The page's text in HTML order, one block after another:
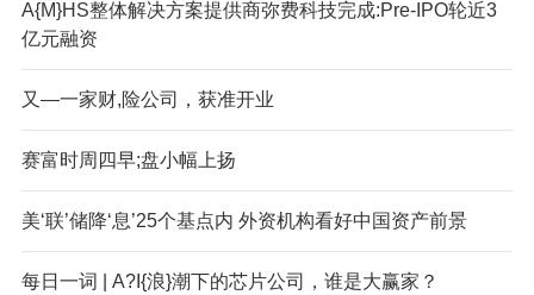
A{M}HS整体解决方案提供商弥费科技完成:Pre-IPO轮近3
亿元融资
又—一家财,险公司，获准开业
赛富时周四早;盘小幅上扬
美‘联’储降‘息’25个基点内 外资机构看好中国资产前景
每日一词 | A?I{浪}潮下的芯片公司，谁是大赢家？